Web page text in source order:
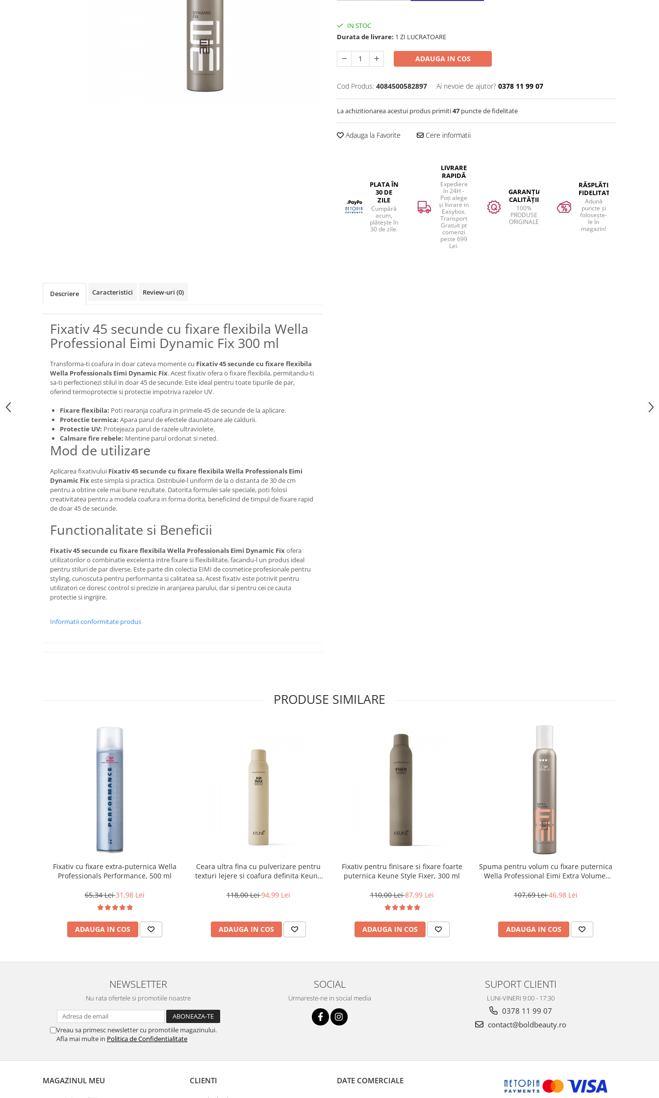
IN STOC
Durata de livrare: 1 ZI LUCRATOARE
ADAUGA IN COS
Cod Produs: 4084500582897 Ai nevoie de ajutor? 0378 11 99 07
La achizitionarea acestui produs primiti47 puncte de fidelitate
Adauga la Favorite Cere informatii
PLATA ÎN
30 DE
ZILE
Cumpără
acum,
plătește în
30 de zile.
LIVRARE
RAPIDĂ
Expediere
în 24H -
Poți alege
și livrare in
Easybox.
Transport
Gratuit pt
comenzi
peste 699
Lei.
GARANȚIA
CALITĂȚII
100%
PRODUSE
ORIGINALE
RĂSPLĂTIM
FIDELITATEA
Adună
puncte și
folosește-
le în
magazin!
Descriere Caracteristici Review-uri (0)
Fixativ 45 secunde cu fixare flexibila Wella
Professional Eimi Dynamic Fix 300 ml
Transforma-ti coafura in doar cateva momente cu Fixativ 45 secunde cu fixare flexibila
Wella Professionals Eimi Dynamic Fix. Acest fixativ ofera o fixare flexibila, permitandu-ti
sa-ti perfectionezi stilul in doar 45 de secunde. Este ideal pentru toate tipurile de par,
oferind termoprotectie si protectie impotriva razelor UV.
Fixare flexibila: Poti rearanja coafura in primele 45 de secunde de la aplicare.
Protectie termica: Apara parul de efectele daunatoare ale caldurii.
Protectie UV: Protejeaza parul de razele ultraviolete.
Calmare fire rebele: Mentine parul ordonat si neted.
Mod de utilizare
Aplicarea fixativului Fixativ 45 secunde cu fixare flexibila Wella Professionals Eimi
Dynamic Fixeste simpla si practica. Distribuie-l uniform de la o distanta de 30 de cm
pentru a obtine cele mai bune rezultate. Datorita formulei sale speciale, poti folosi
creativitatea pentru a modela coafura in forma dorita, beneficiind de timpul de fixare rapid
de doar 45 de secunde.
Functionalitate si Beneficii
Fixativ 45 secunde cu fixare flexibila Wella Professionals Eimi Dynamic Fixofera
utilizatorilor o combinatie excelenta intre fixare si flexibilitate, facandu-l un produs ideal
pentru stiluri de par diverse. Este parte din colectia EIMI de cosmetice profesionale pentru
styling, cunoscuta pentru performanta si calitatea sa. Acest fixativ este potrivit pentru
utilizatori ce doresc control si precizie in aranjarea parului, dar si pentru cei ce cauta
protectie si ingrijire.
Informatii conformitate produs
PRODUSE SIMILARE
Fixativ cu fixare extra-puternica Wella
Professionals Performance, 500 ml
65,34 Lei31,98 Lei
ADAUGA IN COS
Ceara ultra fina cu pulverizare pentru
texturi lejere si coafura definita Keune
118,00 Lei94,99 Lei
ADAUGA IN COS
Fixativ pentru finisare si fixare foarte
puternica Keune Style Fixer, 300 ml
110,00 Lei87,99 Lei
ADAUGA IN COS
Spuma pentru volum cu fixare puternica
Wella Professional Eimi Extra Volume,
107,69 Lei46,98 Lei
ADAUGA IN COS
NEWSLETTER
Nu rata ofertele si promotiile noastre
Vreau sa primesc newsletter cu promotiile magazinului.
Afla mai multe in Politica de Confidentialitate
SOCIAL
Urmareste-ne in social media
SUPORT CLIENTI
LUNI-VINERI 9:00 - 17:30
0378 11 99 07
contact@boldbeauty.ro
MAGAZINUL MEU CLIENTI DATE COMERCIALE